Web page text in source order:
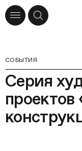
СОБЫТИЯ
Серия